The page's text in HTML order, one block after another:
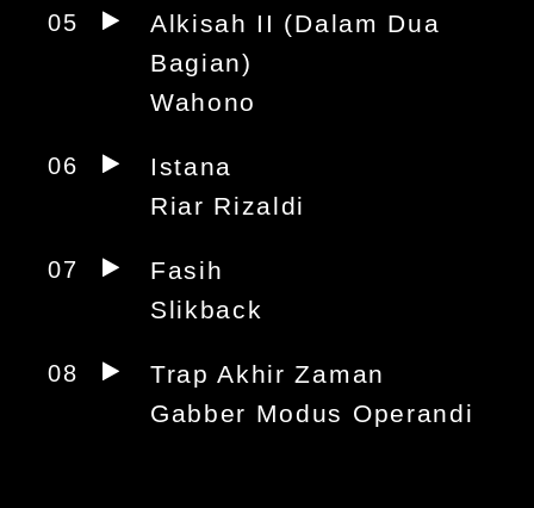
05
Alkisah II (Dalam Dua
Bagian)
Wahono
06
Istana
Riar Rizaldi
07
Fasih
Slikback
08
Trap Akhir Zaman
Gabber Modus Operandi